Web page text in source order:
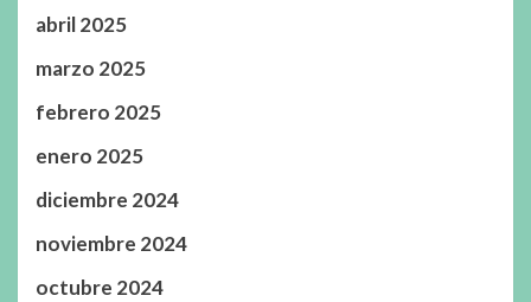
abril 2025
marzo 2025
febrero 2025
enero 2025
diciembre 2024
noviembre 2024
octubre 2024